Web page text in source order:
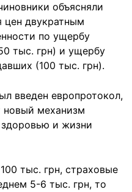
объясняли
цен двукратным
по ущербу
тыс. грн) и ущербу
(100 тыс. грн).
введен европротокол,
новый механизм
и жизни
тыс. грн, страховые
5-6 тыс. грн, то